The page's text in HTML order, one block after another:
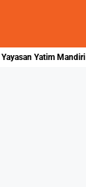
Yayasan Yatim Mandiri